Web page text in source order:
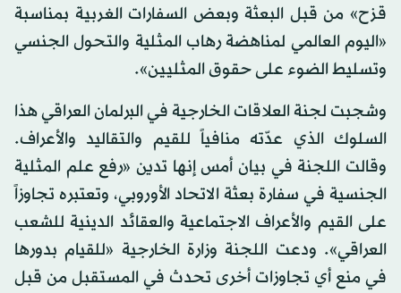
قزح» من قبل البعثة وبعض السفارات الغربية بمناسبة
«اليوم العالمي لمناهضة رهاب المثلية والتحول الجنسي
وتسليط الضوء على حقوق المثليين».
وشجبت لجنة العلاقات الخارجية في البرلمان العراقي هذا
السلوك الذي عدّته منافياً للقيم والتقاليد والأعراف.
وقالت اللجنة في بيان أمس إنها تدين «رفع علم المثلية
الجنسية في سفارة بعثة الاتحاد الأوروبي، وتعتبره تجاوزاً
على القيم والأعراف الاجتماعية والعقائد الدينية للشعب
العراقي». ودعت اللجنة وزارة الخارجية «للقيام بدورها
في منع أي تجاوزات أخرى تحدث في المستقبل من قبل